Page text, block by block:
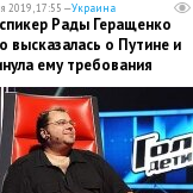
2019, 17:55 —Украина
Рады Геращенко
высказалась о Путине и
ему требования